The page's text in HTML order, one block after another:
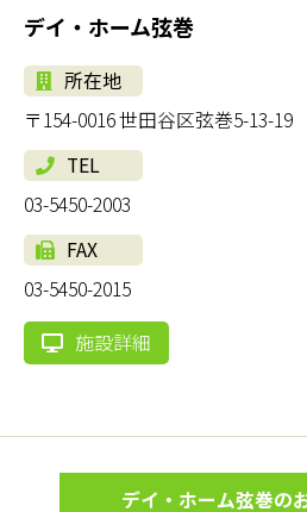
デイ・ホーム弦巻
所在地
〒154-0016 世田谷区弦巻5-13-19
TEL
03-5450-2003
FAX
03-5450-2015
施設詳細
デイ・ホーム弦巻の